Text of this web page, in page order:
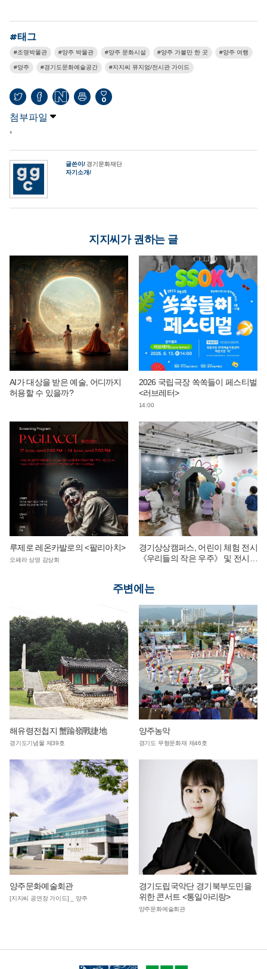
#태그
조명박물관 양주 박물관 양주 문화시설 양주 가볼만 한 곳 양주 여행
양주 경기도문화예술공간 지지씨 뮤지엄/전시관 가이드
0
첨부파일
,
글쓴이
경기문화재단
자기소개
지지씨가 권하는 글
AI가 대상을 받은 예술, 어디까지
허용할 수 있을까?
2026 국립극장 쏙쏙들이 페스티벌
<러브레터>
14:00
루제로 레온카발로의 <팔리아치>
오페라 상영 감상회
경기상상캠퍼스, 어린이 체험 전시
《우리들의 작은 우주》 및 전시
주변에는
해유령전첩지 蟹踰嶺戰捷地
경기도기념물 제39호
양주농악
경기도 무형문화재 제46호
양주문화예술회관
[지지씨 공연장 가이드] _ 양주
경기도립국악단 경기북부도민을
위한 콘서트 <통일아리랑>
양주문화예술회관